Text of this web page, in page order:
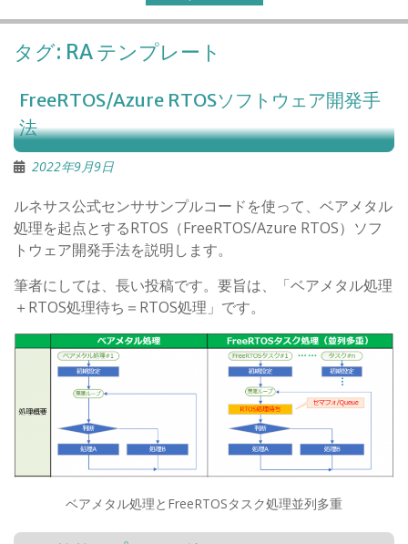
o
タグ: RA テンプレート
FreeRTOS/Azure RTOSソフトウェア開発手
法
2022年9月9日
ルネサス公式センササンプルコードを使って、ベアメタル
処理を起点とするRTOS（FreeRTOS/Azure RTOS）ソフ
トウェア開発手法を説明します。
筆者にしては、長い投稿です。要旨は、「ベアメタル処理
＋RTOS処理待ち＝RTOS処理」です。
ベアメタル処理とFreeRTOSタスク処理並列多重